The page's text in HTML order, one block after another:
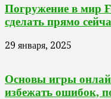
Погружение в мир
сделать прямо
29 января, 2025
Основы игры
избежать ошибок,